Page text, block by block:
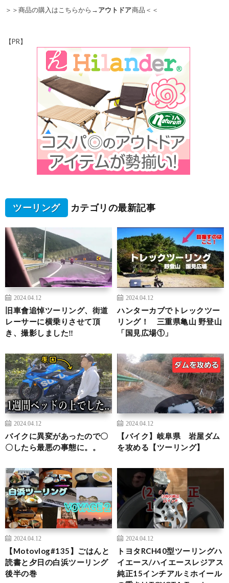
＞＞商品の購入はこちらから→アウトドア商品＜＜
【PR】
ツーリング カテゴリの最新記事
2024.04.12
旧車會追悼ツーリング、街道
レーサーに横乗りさせて頂
き、撮影しました‼️
2024.04.12
ハンターカブでトレックツー
リング！ 三重県亀山 野登山
「国見広場①」
2024.04.12
バイクに異変があったので〇
〇したら最悪の事態に。。
2024.04.12
【バイク】岐阜県 岩屋ダム
を攻める【ツーリング】
2024.04.12
【Motovlog#135】ごはんと
読書と夕日の白浜ツーリング
後半の巻
2024.04.12
トヨタRCH40型ツーリングハ
イエース/ハイエースレジアス
純正15インチアルミホイール